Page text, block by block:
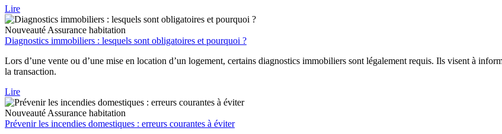
Lire
Nouveauté Assurance habitation
Diagnostics immobiliers : lesquels sont obligatoires et pourquoi ?
Lors d’une vente ou d’une mise en location d’un logement, certains diagnostics immobiliers sont légalement requis. Ils visent à
la transaction.
Lire
Nouveauté Assurance habitation
Prévenir les incendies domestiques : erreurs courantes à éviter